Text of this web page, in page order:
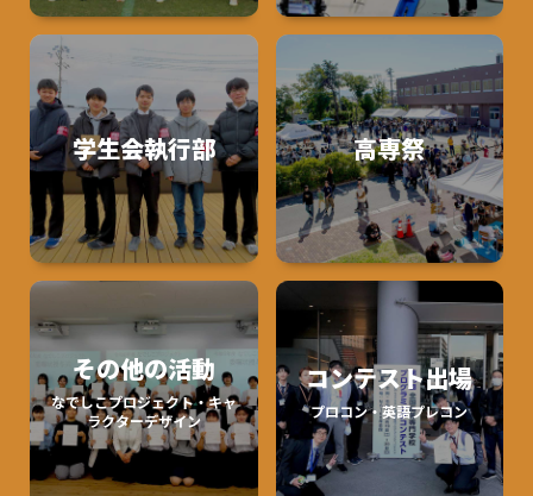
学生会執行部 高専祭
その他の活動
なでしこプロジェクト・キャ
ラクターデザイン
コンテスト出場
プロコン・英語プレコン